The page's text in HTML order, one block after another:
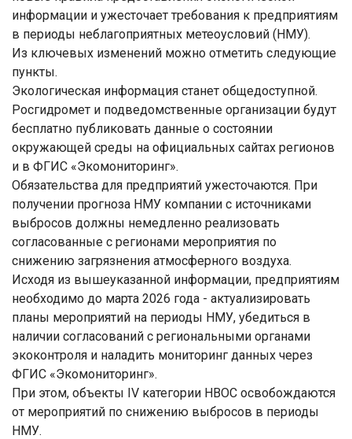
информации и ужесточает требования к предприятиям
в периоды неблагоприятных метеоусловий (НМУ).
Из ключевых изменений можно отметить следующие
пункты.
Экологическая информация станет общедоступной.
Росгидромет и подведомственные организации будут
бесплатно публиковать данные о состоянии
окружающей среды на официальных сайтах регионов
и в ФГИС «Экомониторинг».
Обязательства для предприятий ужесточаются. При
получении прогноза НМУ компании с источниками
выбросов должны немедленно реализовать
согласованные с регионами мероприятия по
снижению загрязнения атмосферного воздуха.
Исходя из вышеуказанной информации, предприятиям
необходимо до марта 2026 года - актуализировать
планы мероприятий на периоды НМУ, убедиться в
наличии согласований с региональными органами
экоконтроля и наладить мониторинг данных через
ФГИС «Экомониторинг».
При этом, объекты IV категории НВОС освобождаются
от мероприятий по снижению выбросов в периоды
НМУ.